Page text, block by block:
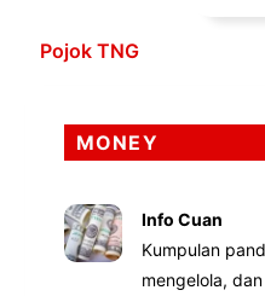
Pojok TNG
MONEY
Info Cuan
Kumpulan
mengelola,